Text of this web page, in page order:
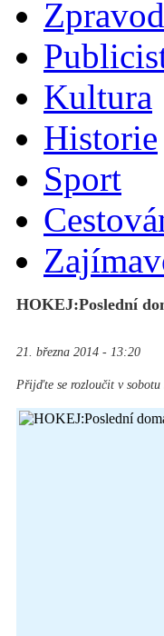
Kultura
Historie
Sport
HOKEJ:Poslední
21. března 2014 - 13:20
Přijďte se rozloučit v sobotu